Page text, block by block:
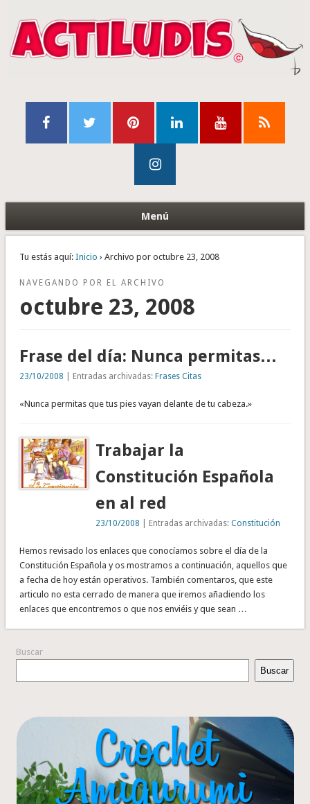
Menú
Tu estás aquí: Inicio › Archivo por octubre 23, 2008
NAVEGANDO POR EL ARCHIVO
octubre 23, 2008
Frase del día: Nunca permitas…
23/10/2008 | Entradas archivadas: Frases Citas
«Nunca permitas que tus pies vayan delante de tu cabeza.»
Trabajar la
Constitución Española
en al red
23/10/2008 | Entradas archivadas:Constitución
Hemos revisado los enlaces que conocíamos sobre el día de la
Constitución Española y os mostramos a continuación, aquellos que
a fecha de hoy están operativos. También comentaros, que este
articulo no esta cerrado de manera que iremos añadiendo los
enlaces que encontremos o que nos enviéis y que sean …
Buscar
Buscar